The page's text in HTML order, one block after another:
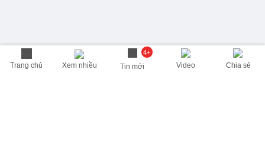
Trang chủ Xem nhiều
4+
Tin mới Video Chia sẻ